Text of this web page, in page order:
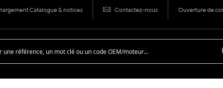
Catalogue & notices Contactez-nous Ouverture de